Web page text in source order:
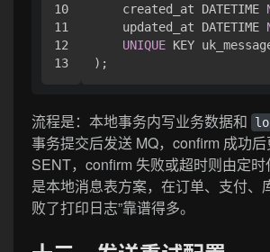
10
11
12
    created_at DATETIME
    updated_at DATETIME
UNIQUE KEY
流程是：本地事务内写业务数据和
事务提交后发送 MQ，confirm 成功
SENT，confirm 失败或超时则由定
是本地消息表方案，在订单、支付、
败了打印日志”靠谱得多。